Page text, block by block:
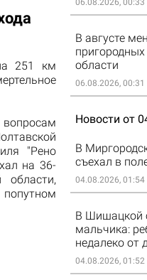
251
км
"Рено
на 36-
области,
попутном
06.08.2026, 00:33
В августе
области
06.08.2026, 00:31
Новости от
В
съехал в
04.08.2026, 01:54
В Шишацкой
мальчика:
недалеко от
04.08.2026, 01:52